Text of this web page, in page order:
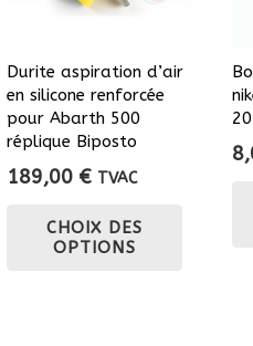
Durite aspiration d’air
en silicone renforcée
pour Abarth 500
réplique Biposto
189,00 € TVAC
CHOIX DES
OPTIONS